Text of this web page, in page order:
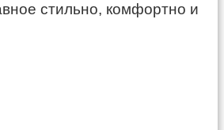
стильно, комфортно и